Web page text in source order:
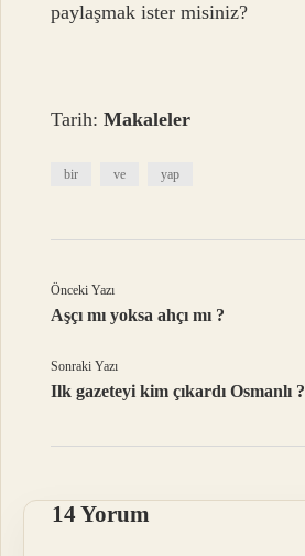
paylaşmak ister misiniz?
Tarih:Makaleler
bir ve yap
Önceki Yazı
Aşçı mı yoksa ahçı mı ?
Sonraki Yazı
Ilk gazeteyi kim çıkardı Osmanlı ?
14 Yorum